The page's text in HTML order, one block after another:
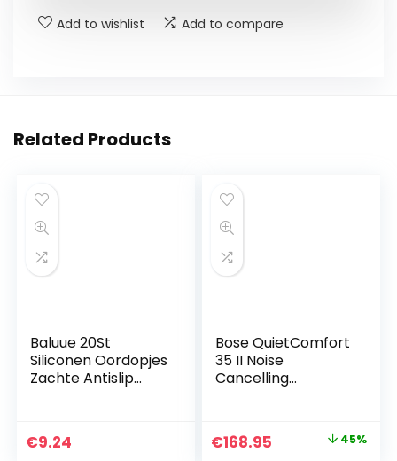
Add to wishlist Add to compare
Related Products
Baluue 20St
Siliconen Oordopjes
Zachte Antislip
Oortelefoon
Beschermkappen
€9.24
Bose QuietComfort
35 II Noise
Cancelling
Draadloze Over-
Ear Hoofdtelefoon
Original
€168.95 Current 45%